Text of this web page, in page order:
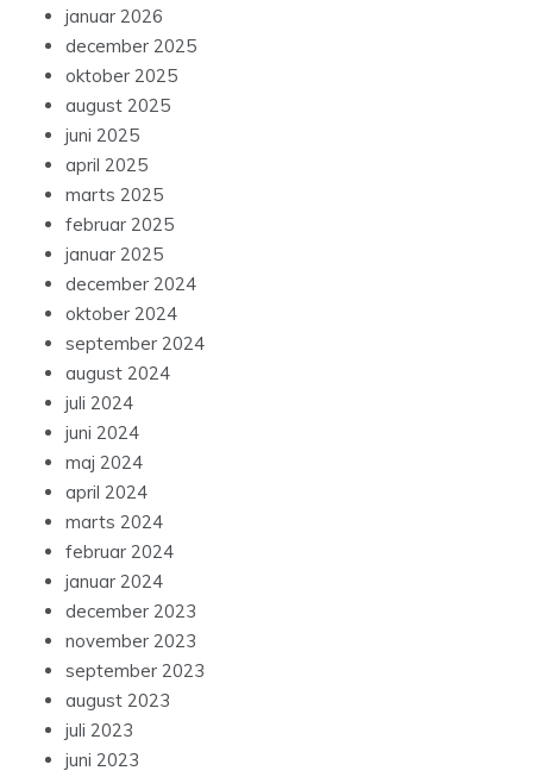
januar 2026
december 2025
oktober 2025
august 2025
juni 2025
april 2025
marts 2025
februar 2025
januar 2025
december 2024
oktober 2024
september 2024
august 2024
juli 2024
juni 2024
maj 2024
april 2024
marts 2024
februar 2024
januar 2024
december 2023
november 2023
september 2023
august 2023
juli 2023
juni 2023